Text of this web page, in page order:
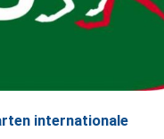
internationale